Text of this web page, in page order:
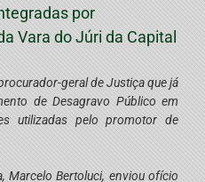
por
Vara do Júri da Capital
geral de Justiça que já
de Desagravo Público em
utilizadas pelo promotor de
Marcelo Bertoluci, enviou ofício